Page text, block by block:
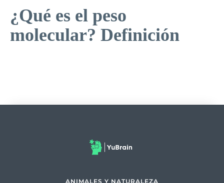
¿Qué es el peso
molecular? Definición
ANIMALES Y NATURALEZA